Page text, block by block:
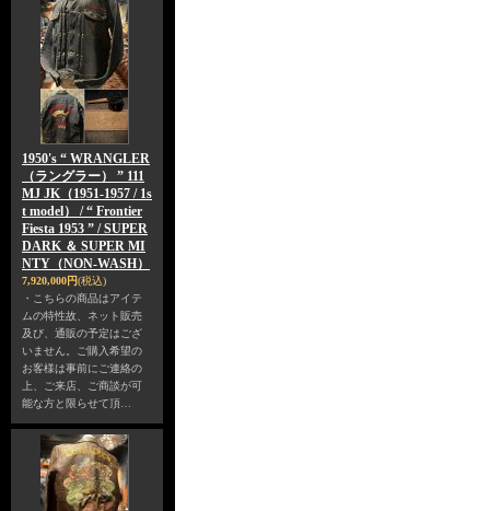
1950's “ WRANGLER
（ラングラー） ” 111
MJ JK（1951-1957 / 1s
t model） / “ Frontier
Fiesta 1953 ” / SUPER
DARK ＆ SUPER MI
NTY（NON-WASH）
7,920,000円(税込)
・こちらの商品はアイテ
ムの特性故、ネット販売
及び、通販の予定はござ
いません。ご購入希望の
お客様は事前にご連絡の
上、ご来店、ご商談が可
能な方と限らせて頂…